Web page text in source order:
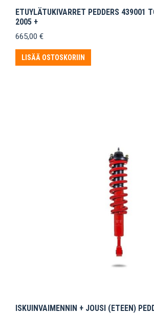
ETUYLÄTUKIVARRET PEDDERS 439001
2005 +
665,00 €
LISÄÄ OSTOSKORIIN
ISKUINVAIMENNIN + JOUSI (ETEEN)